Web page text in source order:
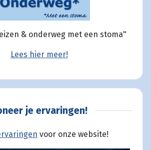
& onderweg met een stoma"
Lees hier meer!
je ervaringen!
voor onze website!